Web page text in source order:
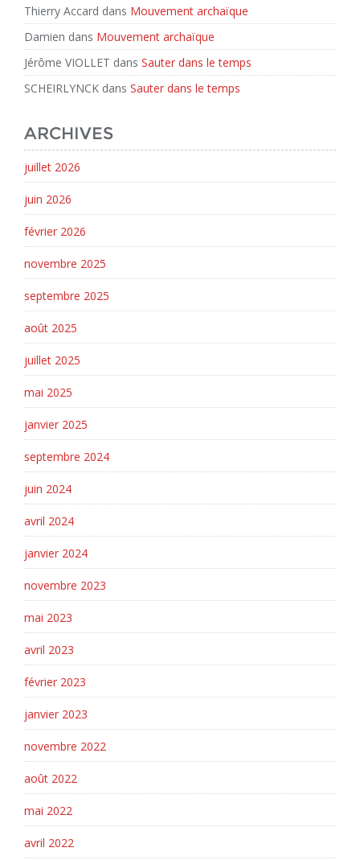
Thierry Accard dans Mouvement archaïque
Damien dans Mouvement archaïque
Jérôme VIOLLET dans Sauter dans le temps
SCHEIRLYNCK dans Sauter dans le temps
ARCHIVES
juillet 2026
juin 2026
février 2026
novembre 2025
septembre 2025
août 2025
juillet 2025
mai 2025
janvier 2025
septembre 2024
juin 2024
avril 2024
janvier 2024
novembre 2023
mai 2023
avril 2023
février 2023
janvier 2023
novembre 2022
août 2022
mai 2022
avril 2022